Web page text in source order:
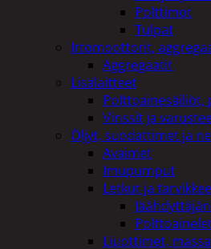
Polttimot
Tulpat
Irtomoottorit,
Aggregaatit
Lisälaitteet
Polttoainesäiliöt,
Vinssit ja
Öljyt, suodattimet ja
Avaimet
Imupumput
Letkut ja
Liuottimet,